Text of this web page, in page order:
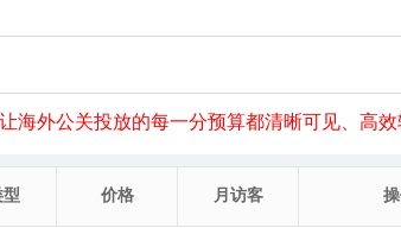
外公关投放的每一分预算都清晰可见、高效
价格 月访客